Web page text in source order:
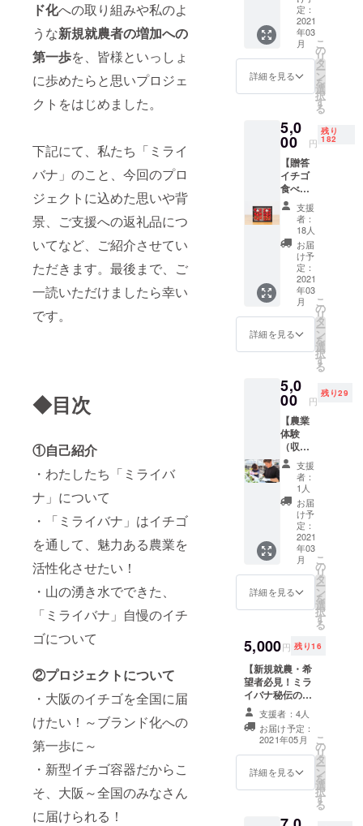
ド化への取り組みや私のよ
うな新規就農者の増加への
第一歩を、皆様といっしょ
に歩めたらと思いプロジェ
クトをはじめました。
下記にて、私たち「ミライ
バナ」のこと、今回のプロ
ジェクトに込めた思いや背
景、ご支援への返礼品につ
いてなど、ご紹介させてい
ただきます。最後まで、ご
一読いただけましたら幸い
です。
◆目次
①自己紹介
・わたしたち「ミライバ
ナ」について
・「ミライバナ」はイチゴ
を通して、魅力ある農業を
活性化させたい！
・山の湧き水でできた、
「ミライバナ」自慢のイチ
ゴについて
②プロジェクトについて
・大阪のイチゴを全国に届
けたい！～ブランド化への
第一歩に～
・新型イチゴ容器だからこ
そ、大阪～全国のみなさん
に届けられる！
ナ」オ
リジナ
ルス
テッ
カー5枚
同封 ※
価格と
なりま
※「お礼
メー
ル」も
お送り
させて
いただ
きます
ンやサ
ラダ、
スイー
ツなど
といっ
しょに
ださ
い。 ※
写真は
イメー
ジで
す。
パッ
ケージ
や色合
いなど
は変更
となる
場合が
ありま
す ※送
料・消
費税込
※「お礼
メー
お送り
させて
いただ
きます
ぐため
に、出
荷でき
なかっ
たイチ
ゴをふ
んだん
につ
スムー
ジー。
今回の
クラウ
ドファ
ンディ
ングに
むけて
つくっ
た新商
品で
す。お
届けす
る春ご
ろに
ぴった
りな、
してお
楽しみ
くださ
い。 ※
写真は
イメー
ジで
す。
パッ
ケージ
や色合
いなど
は変更
となる
場合が
ありま
す ※送
格とな
※「お礼
メー
ル」も
お送り
させて
いただ
きます
定：
2021
年03
月
詳細を見る
こ
の
リ
タ
ー
ン
を
選
択
す
る
5,0
00 円
残り
182
【贈答
イチゴ
食べ比
べセッ
ト（紅
ほっ
ぺ、お
いCベ
リー）
簡単
アレン
ジレシ
ピ付
き】 ミ
ライバ
ナ自慢
ゴ「紅
ほっ
ぺ」と
「おいC
ベ
リー」
をギフ
トボッ
クスに
いれて
お届け
しま
す。そ
のまま
でもお
いしい
イチゴ
し、ま
た違っ
た味わ
いで楽
しんで
いただ
けるよ
うに
と、元
料理人
である
支援
者：
18人
お届
け予
定：
2021
年03
月
詳細を見る
こ
の
リ
タ
ー
ン
を
選
択
す
る
5,0
00 円
残り29
【農業
体験
（収穫
作業＆
イチゴ
１パッ
クお土
産）】
イチゴ
狩りの
ような
楽しむ
体験で
は無
く、
「農業
のある
方」向
けに、
研修生
と同じ
農作業
を行い
ながら
「農業
と
けま
支援
者：
1人
お届
け予
定：
2021
年03
月
詳細を見る
こ
の
リ
タ
ー
ン
を
選
択
す
る
5,000円 残り16
【新規就農・希
望者必見！ミラ
イバナ秘伝の
書】 いちご農家
は儲かるの
か！？日々の収
穫量や売上、販
売方法などのリ
アルレポートを
支援者：4人
お届け予定：
2021年05月
詳細を見る
こ
の
リ
タ
ー
ン
を
選
択
す
る